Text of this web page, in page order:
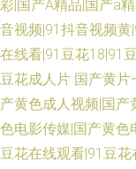
彩|国产A精品|国产a
音视频|91抖音视频
在线看|91豆花18|91
豆花成人片 国产黄片
产黄色成人视频|国
色电影传媒|国产黄色
豆花在线观看|91豆